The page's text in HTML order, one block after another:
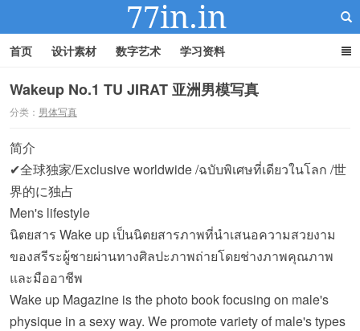
首页 设计素材 数字艺术 学习资料
Wakeup No.1 TU JIRAT 亚洲男模写真
分类： 男体写真
简介
✔全球独家/Exclusive worldwide /ฉบับพิเศษที่เดียวในโลก /世
界的に独占
Men's lifestyle
นิตยสาร Wake up เป็นนิตยสารภาพที่นำเสนอความสวยงาม
ของสรีระผู้ชายผ่านทางศิลปะภาพถ่ายโดยช่างภาพคุณภาพ
และมืออาชีพ
Wake up Magazine is the photo book focusing on male's
physique in a sexy way. We promote variety of male's types